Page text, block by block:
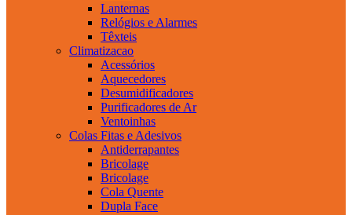
Lanternas
Relógios e Alarmes
Têxteis
Climatizacao
Acessórios
Aquecedores
Desumidificadores
Purificadores de Ar
Ventoinhas
Colas Fitas e Adesivos
Antiderrapantes
Bricolage
Bricolage
Cola Quente
Dupla Face